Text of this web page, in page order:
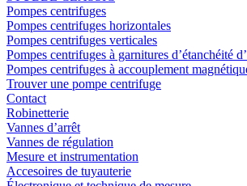
Pompes centrifuges
Pompes centrifuges horizontales
Pompes centrifuges verticales
Pompes centrifuges à garnitures d’étanchéité
Pompes centrifuges à accouplement
Trouver une pompe centrifuge
Contact
Robinetterie
Vannes d’arrêt
Vannes de régulation
Mesure et instrumentation
Accesoires de tuyauterie